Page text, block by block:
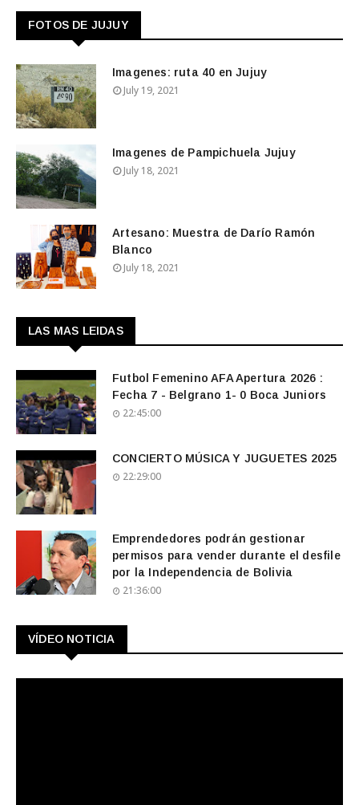
FOTOS DE JUJUY
Imagenes: ruta 40 en Jujuy
July 19, 2021
Imagenes de Pampichuela Jujuy
July 18, 2021
Artesano: Muestra de Darío Ramón
Blanco
July 18, 2021
LAS MAS LEIDAS
Futbol Femenino AFA Apertura 2026 :
Fecha 7 - Belgrano 1- 0 Boca Juniors
22:45:00
CONCIERTO MÚSICA Y JUGUETES 2025
22:29:00
Emprendedores podrán gestionar
permisos para vender durante el desfile
por la Independencia de Bolivia
21:36:00
VÍDEO NOTICIA